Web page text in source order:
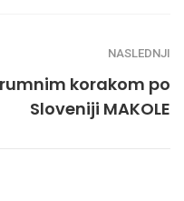
NASLEDNJI
korakom po
Sloveniji MAKOLE